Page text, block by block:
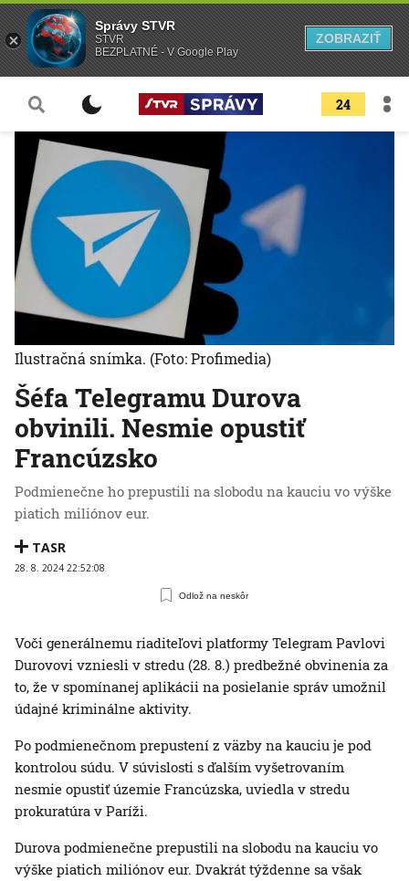
24
Šéfa Telegramu Durova
obvinili. Nesmie opustiť
Francúzsko
Podmienečne ho prepustili na slobodu na kauciu vo výške
piatich miliónov eur.
TASR
28. 8. 2024 22:52:08
Odlož na neskôr
Ilustračná snímka. (Foto: Profimedia)
Voči generálnemu riaditeľovi platformy Telegram Pavlovi
Durovovi vzniesli v stredu (28. 8.) predbežné obvinenia za
to, že v spomínanej aplikácii na posielanie správ umožnil
údajné kriminálne aktivity.
Po podmienečnom prepustení z väzby na kauciu je pod
kontrolou súdu. V súvislosti s ďalším vyšetrovaním
nesmie opustiť územie Francúzska, uviedla v stredu
prokuratúra v Paríži.
Durova podmienečne prepustili na slobodu na kauciu vo
výške piatich miliónov eur. Dvakrát týždenne sa však
Správy STVR
STVR
BEZPLATNÉ - V Google Play
ZOBRAZIŤ